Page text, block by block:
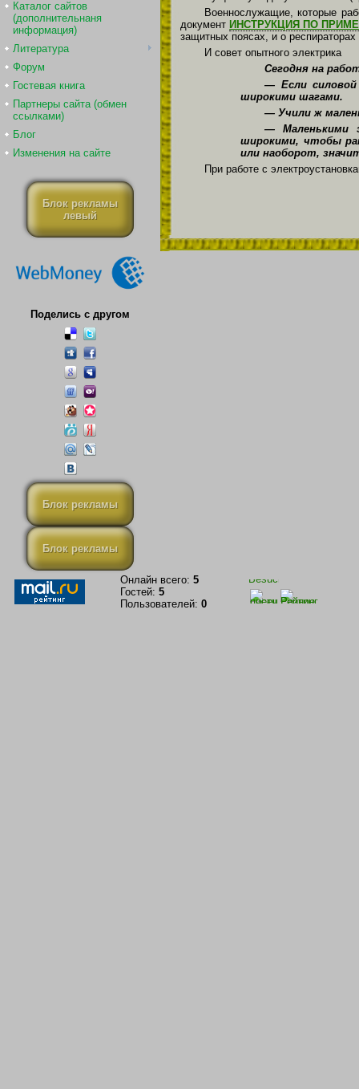
Каталог сайтов
(дополнительнаня
информация)
Литература
Форум
Гостевая книга
Партнеры сайта (обмен
ссылками)
Блог
Изменения на сайте
Блок рекламы
левый
Поделись с другом
Блок рекламы
Блок рекламы
Военнослужащие, которые
документИНСТРУКЦИЯ ПО
защитных поясах, и о
И совет опытного электрика
Сегодня на
— Если
широкими шагами.
— Учили ж
— Маленькими
широкими, чтобы
или наоборот,
При работе с
Онлайн всего: 5
Гостей: 5
Пользователей: 0